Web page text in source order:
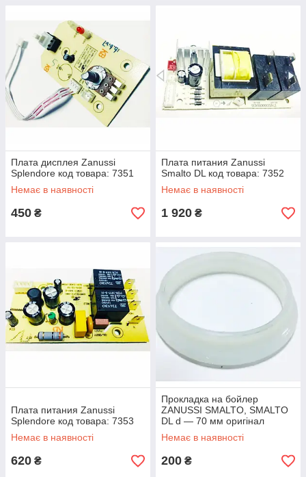
Плата дисплея Zanussi
Splendore код товара: 7351
Немає в наявності
450 ₴
Плата питания Zanussi
Smalto DL код товара: 7352
Немає в наявності
1 920 ₴
Плата питания Zanussi
Splendore код товара: 7353
Немає в наявності
620 ₴
Прокладка на бойлер
ZANUSSI SMALTO, SMALTO
DL d — 70 мм оригінал
товару: 7621
Немає в наявності
200 ₴